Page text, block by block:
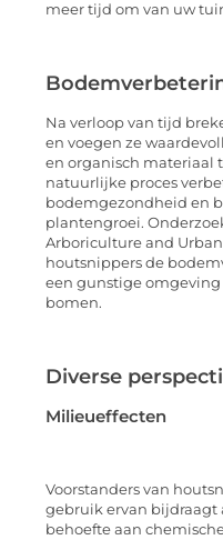
meer tijd om van uw
Na verloop van tijd
en voegen ze
en organisch materiaal
natuurlijke proces
bodemgezondheid en
plantengroei.
Arboriculture and
houtsnippers de
een gunstige omgeving
bomen.
Diverse
Milieueffecten
Voorstanders van
gebruik ervan bijdraagt
behoefte aan